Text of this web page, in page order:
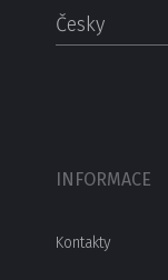
Česky
INFORMACE
Kontakty